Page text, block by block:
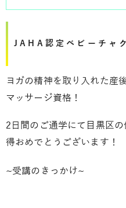
JAHA認定ベビーチャ
ヨガの精神を取り入れた産
マッサージ資格！
2日間のご通学にて目黒区
得おめでとうございます！
~受講のきっかけ~